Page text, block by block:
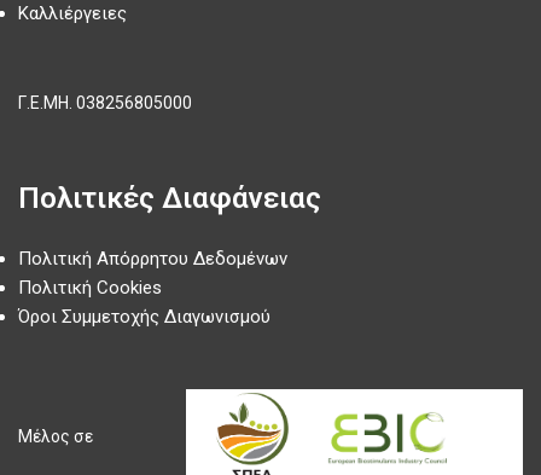
Καλλιέργειες
Γ.Ε.ΜΗ. 038256805000
Πολιτικές Διαφάνειας
Πολιτική Απόρρητου Δεδομένων
Πολιτική Cookies
Όροι Συμμετοχής Διαγωνισμού
Μέλος σε